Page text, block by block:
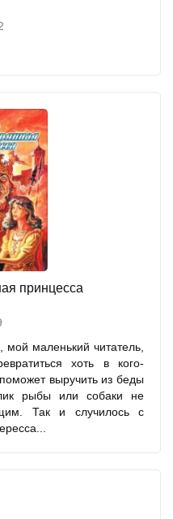
принцесса
маленький читатель,
хоть в кого-
выручить из беды
рыбы или собаки не
Так и случилось с